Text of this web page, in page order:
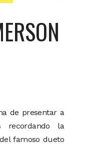
de presentar a
recordando la
famoso dueto